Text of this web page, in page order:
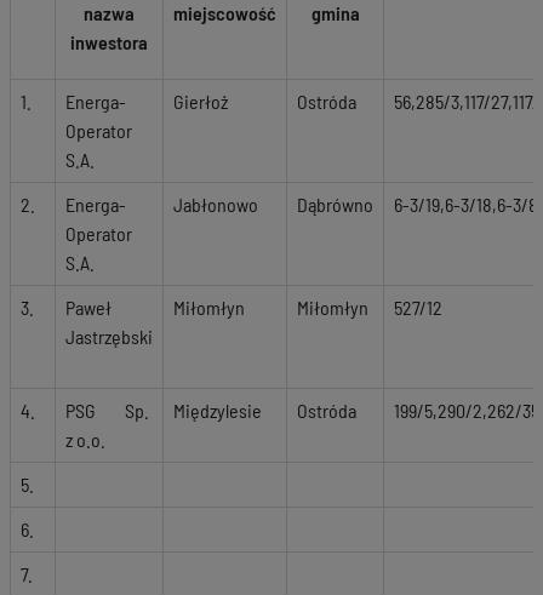
nazwa
inwestora
miejscowość gmina
1.
Energa-
Operator
S.A.
Gierłoż Ostróda 56,285/3,117/
2.
Energa-
Operator
S.A.
Jabłonowo Dąbrówno 6-3/19,6-3/18,6-3/
3.
Paweł
Jastrzębski
Miłomłyn Miłomłyn 527/12
4.
PSG Sp.
z o.o.
Międzylesie Ostróda 199/5,290/2,262/
5.
6.
7.